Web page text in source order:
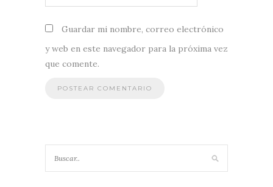
Guardar mi nombre, correo electrónico
y web en este navegador para la próxima vez
que comente.